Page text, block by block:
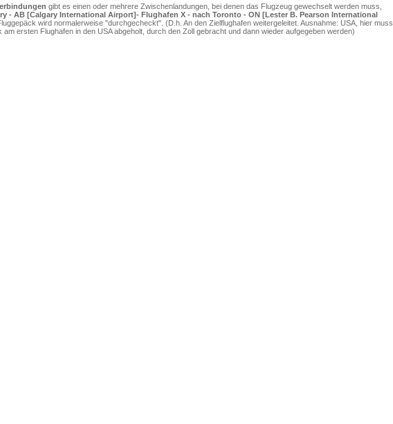
gibt es einen oder mehrere Zwischenlandungen, bei denen das Flugzeug gewechselt werden muss,
- AB [Calgary International Airport]- Flughafen X - nach Toronto - ON [Lester B. Pearson International
wird normalerweise "durchgecheckt". (D.h. An den Zielflughafen weitergeleitet. Ausnahme: USA, hier muss
am ersten Flughafen in den USA abgeholt, durch den Zoll gebracht und dann wieder aufgegeben werden)